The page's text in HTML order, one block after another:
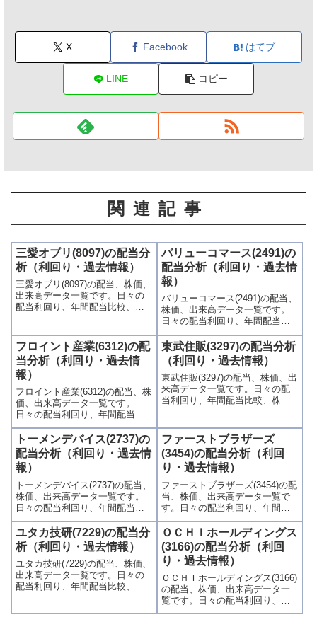
X Facebook はてブ
LINE コピー
関連記事
三愛オブリ(8097)の配当分
析（利回り・過去情報）
三愛オブリ(8097)の配当、株価、
出来高データ一覧です。日々の
配当利回り、年間配当比較、株
とグラフでわかりやすく掲載、
配当利回りランキングも参考
に！
バリューコマース(2491)の
配当分析（利回り・過去情
報）
バリューコマース(2491)の配当、
株価、出来高データ一覧です。
日々の配当利回り、年間配当比
較、株価や出来高との関連、高
額配当目的の買い時チャンスな
ど、表とグラフでわかりやすく
掲載、配当利回りランキングも
参考に！
フロイント産業(6312)の配
当分析（利回り・過去情
報）
フロイント産業(6312)の配当、株
価、出来高データ一覧です。
日々の配当利回り、年間配当比
較、株価や出来高との関連、高
額配当目的の買い時チャンスな
ど、表とグラフでわかりやすく
掲載、配当利回りランキングも
参考に！
東武住販(3297)の配当分析
（利回り・過去情報）
東武住販(3297)の配当、株価、出
来高データ一覧です。日々の配
当利回り、年間配当比較、株価
グラフでわかりやすく掲載、配
当利回りランキングも参考に！
トーメンデバイス(2737)の
配当分析（利回り・過去情
報）
トーメンデバイス(2737)の配当、
株価、出来高データ一覧です。
日々の配当利回り、年間配当比
較、株価や出来高との関連、高
額配当目的の買い時チャンスな
ど、表とグラフでわかりやすく
掲載、配当利回りランキングも
参考に！
ファーストブラザーズ
(3454)の配当分析（利回
り・過去情報）
ファーストブラザーズ(3454)の配
当、株価、出来高データ一覧で
す。日々の配当利回り、年間配
当比較、株価や出来高との関
連、高額配当目的の買い時チャ
ンスなど、表とグラフでわかり
やすく掲載、配当利回りランキ
ングも参考に！
ユタカ技研(7229)の配当分
析（利回り・過去情報）
ユタカ技研(7229)の配当、株価、
出来高データ一覧です。日々の
配当利回り、年間配当比較、株
ＯＣＨＩホールディングス
(3166)の配当分析（利回
り・過去情報）
ＯＣＨＩホールディングス(3166)
の配当、株価、出来高データ一
覧です。日々の配当利回り、年
間配当比較、株価や出来高との